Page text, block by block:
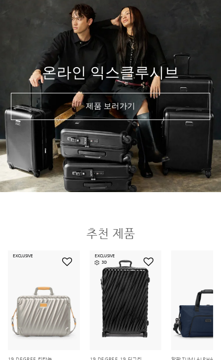
온라인 익스클루시브
제품 보러가기
추천 제품
EXCLUSIVE
EXCLUSIVE
3D